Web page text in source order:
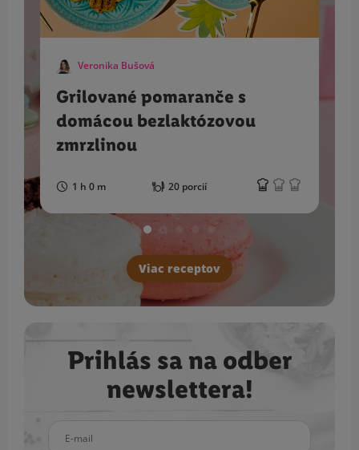
Veronika Bušová
Grilované pomaranče s
domácou bezlaktózovou
zmrzlinou
1 h 0 m 20 porcií
Viac receptov
Prihlás sa na odber
newslettera!